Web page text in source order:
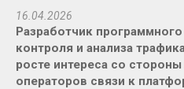
16.04.2026
Разработчик
контроля и анализа
росте интереса со
операторов связи к